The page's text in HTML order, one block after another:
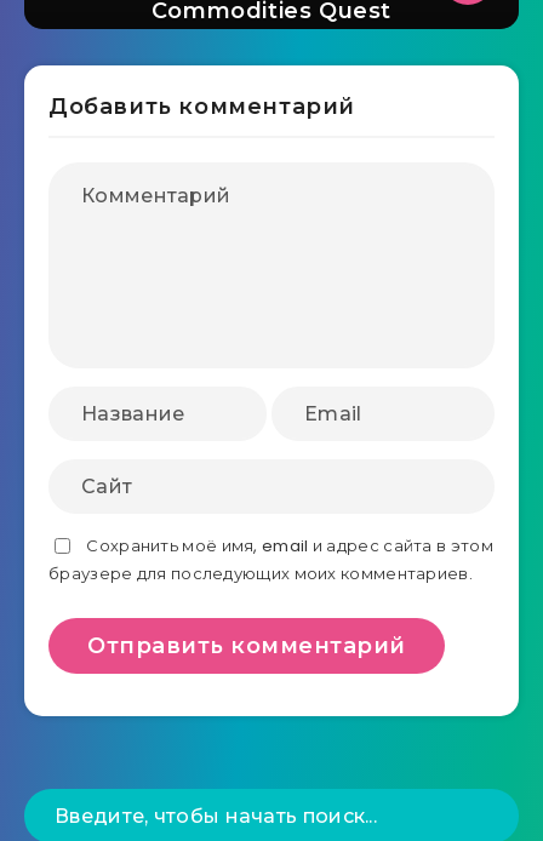
Commodities Quest
Добавить комментарий
Сохранить моё имя, email и адрес сайта в этом
браузере для последующих моих комментариев.